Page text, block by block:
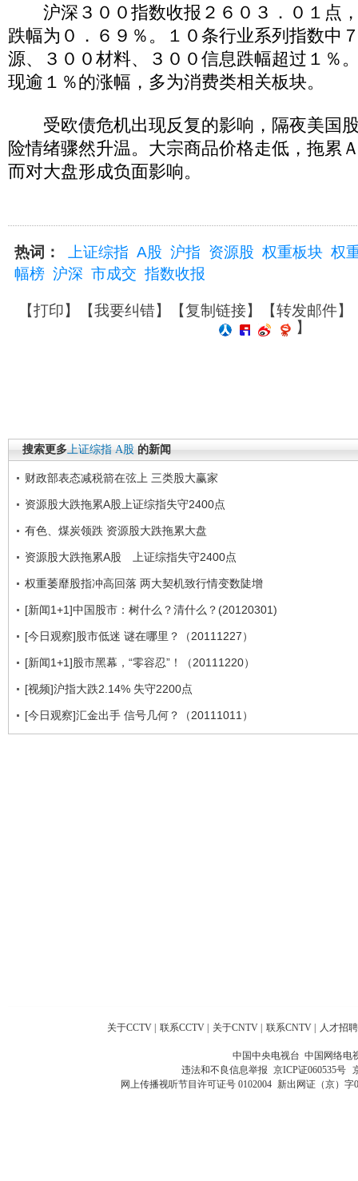
沪深３００指数收报２６０３．０１点
跌幅为０．６９％。１０条行业系列指数中
源、３００材料、３００信息跌幅超过１％
现逾１％的涨幅，多为消费类相关板块。
受欧债危机出现反复的影响，隔夜美国
险情绪骤然升温。大宗商品价格走低，拖累
而对大盘形成负面影响。
热词： 上证综指 A股 沪指 资源股 权重板块 权
幅榜 沪深 市成交 指数收报
【打印】【我要纠错】【复制链接】【转发邮件】
】
搜索更多上证综指 A股 的新闻
财政部表态减税箭在弦上 三类股大赢家
资源股大跌拖累A股上证综指失守2400点
有色、煤炭领跌 资源股大跌拖累大盘
资源股大跌拖累A股 上证综指失守2400点
权重萎靡股指冲高回落 两大契机致行情变数陡增
[新闻1+1]中国股市：树什么？清什么？(20120301)
[今日观察]股市低迷 谜在哪里？（20111227）
[新闻1+1]股市黑幕，“零容忍”！（20111220）
[视频]沪指大跌2.14% 失守2200点
[今日观察]汇金出手 信号几何？（20111011）
关于CCTV 联系CCTV 关于CNTV 联系CNTV 人才招聘
中国中央电视台 中国网络电
违法和不良信息举报 京ICP证060535号
网上传播视听节目许可证号 0102004 新出网证（京）